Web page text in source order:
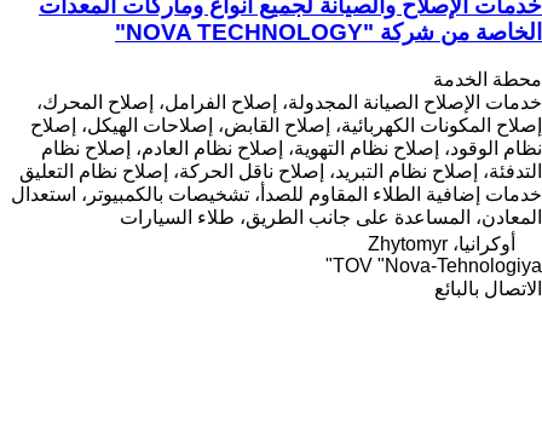
خدمات الإصلاح والصيانة لجميع أنواع وماركات المعدات
الخاصة من شركة "NOVA TECHNOLOGY"
محطة الخدمة
خدمات الإصلاح الصيانة المجدولة، إصلاح الفرامل، إصلاح المحرك،
إصلاح المكونات الكهربائية، إصلاح القابض، إصلاحات الهيكل، إصلاح
نظام الوقود، إصلاح نظام التهوية، إصلاح نظام العادم، إصلاح نظام
التدفئة، إصلاح نظام التبريد، إصلاح ناقل الحركة، إصلاح نظام التعليق
خدمات إضافية الطلاء المقاوم للصدأ، تشخيصات بالكمبيوتر، استعدال
المعادن، المساعدة على جانب الطريق، طلاء السيارات
أوكرانيا، Zhytomyr
TOV "Nova-Tehnologiya"
الاتصال بالبائع